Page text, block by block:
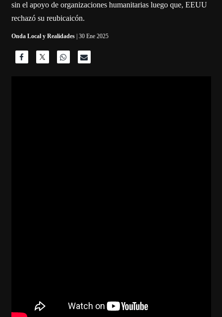
sin el apoyo de organizaciones humanitarias luego que, EEUU
rechazó su reubicaicón.
Onda Local y Realidades | 30 Ene 2025